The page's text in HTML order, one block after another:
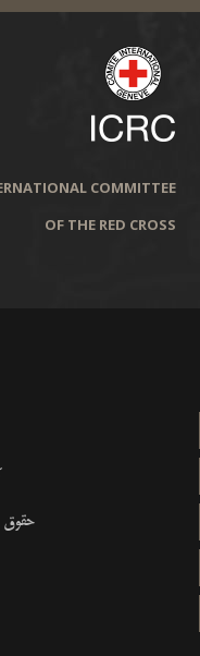
COMMITTEE
OF THE RED CROSS
حقوق